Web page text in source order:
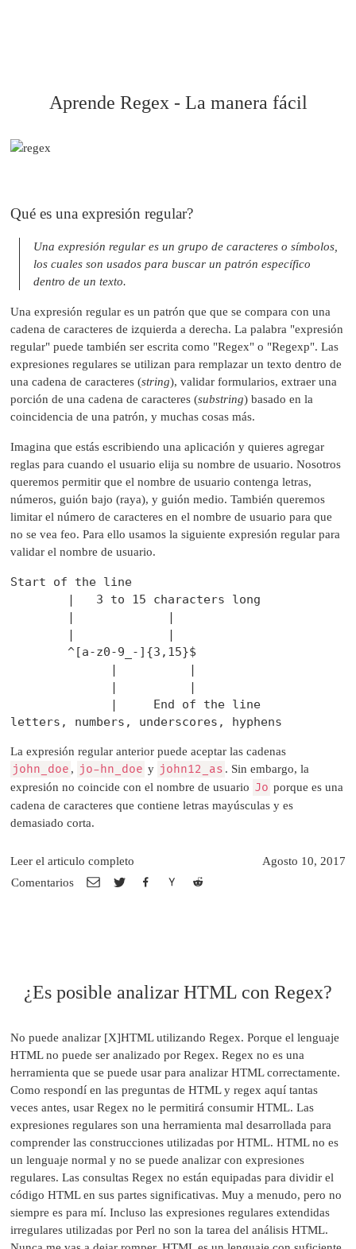
Aprende Regex - La manera fácil
Qué es una expresión regular?
Una expresión regular es un grupo de caracteres o símbolos,
los cuales son usados para buscar un patrón específico
dentro de un texto.
Una expresión regular es un patrón que que se compara con una
cadena de caracteres de izquierda a derecha. La palabra "expresión
regular" puede también ser escrita como "Regex" o "Regexp". Las
expresiones regulares se utilizan para remplazar un texto dentro de
una cadena de caracteres (string), validar formularios, extraer una
porción de una cadena de caracteres (substring) basado en la
coincidencia de una patrón, y muchas cosas más.
Imagina que estás escribiendo una aplicación y quieres agregar
reglas para cuando el usuario elija su nombre de usuario. Nosotros
queremos permitir que el nombre de usuario contenga letras,
números, guión bajo (raya), y guión medio. También queremos
limitar el número de caracteres en el nombre de usuario para que
no se vea feo. Para ello usamos la siguiente expresión regular para
validar el nombre de usuario.
Start of the line
        |   3 to 15 characters long
        |             |
        |             |
        ^[a-z0-9_-]{3,15}$
              |          |
              |          |
              |     End of the line
La expresión regular anterior puede aceptar las cadenas
john_doe , jo-hn_doe y john12_as . Sin embargo, la
expresión no coincide con el nombre de usuario Jo porque es una
cadena de caracteres que contiene letras mayúsculas y es
demasiado corta.
Comentarios
Leer el articulo completo Agosto 10, 2017
¿Es posible analizar HTML con Regex?
No puede analizar [X]HTML utilizando Regex. Porque el lenguaje
HTML no puede ser analizado por Regex. Regex no es una
herramienta que se puede usar para analizar HTML correctamente.
Como respondí en las preguntas de HTML y regex aquí tantas
veces antes, usar Regex no le permitirá consumir HTML. Las
expresiones regulares son una herramienta mal desarrollada para
comprender las construcciones utilizadas por HTML. HTML no es
un lenguaje normal y no se puede analizar con expresiones
regulares. Las consultas Regex no están equipadas para dividir el
código HTML en sus partes significativas. Muy a menudo, pero no
siempre es para mí. Incluso las expresiones regulares extendidas
irregulares utilizadas por Perl no son la tarea del análisis HTML.